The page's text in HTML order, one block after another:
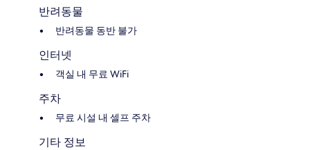
반려동물
반려동물 동반 불가
인터넷
객실 내 무료 WiFi
주차
무료 시설 내 셀프 주차
기타 정보